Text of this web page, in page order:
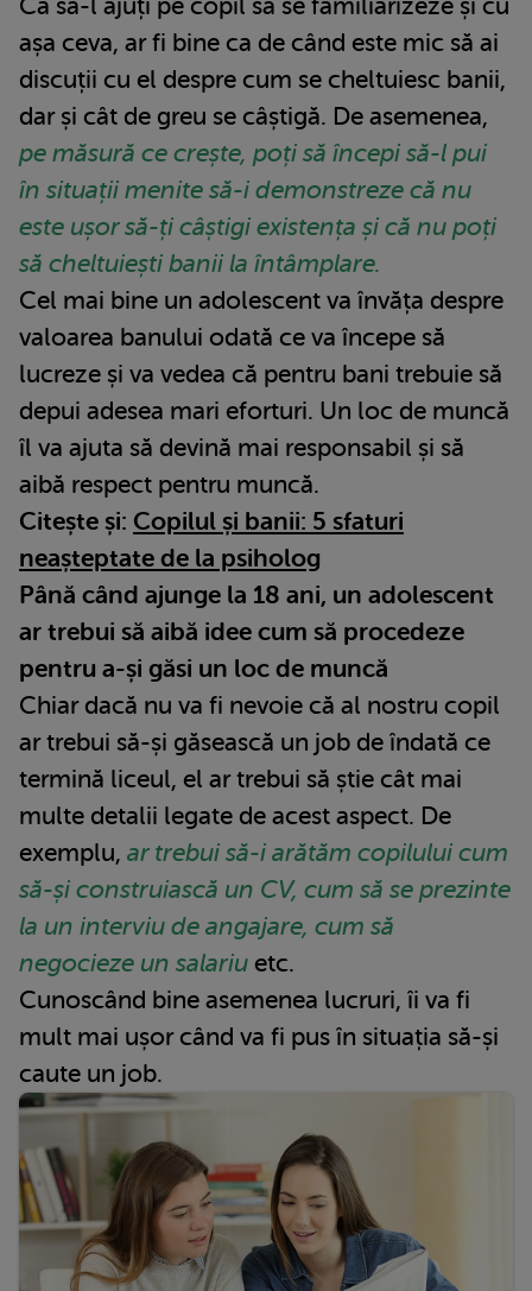
Ca să-l ajuți pe copil să se familiarizeze și cu
așa ceva, ar fi bine ca de când este mic să ai
discuții cu el despre cum se cheltuiesc banii,
dar și cât de greu se câștigă. De asemenea,
pe măsură ce crește, poți să începi să-l pui
în situații menite să-i demonstreze că nu
este ușor să-ți câștigi existența și că nu poți
să cheltuiești banii la întâmplare.
Cel mai bine un adolescent va învăța despre
valoarea banului odată ce va începe să
lucreze și va vedea că pentru bani trebuie să
depui adesea mari eforturi. Un loc de muncă
îl va ajuta să devină mai responsabil și să
aibă respect pentru muncă.
Citește și: Copilul și banii: 5 sfaturi
neașteptate de la psiholog
Până când ajunge la 18 ani, un adolescent
ar trebui să aibă idee cum să procedeze
pentru a-și găsi un loc de muncă
Chiar dacă nu va fi nevoie că al nostru copil
ar trebui să-și găsească un job de îndată ce
termină liceul, el ar trebui să știe cât mai
multe detalii legate de acest aspect. De
exemplu, ar trebui să-i arătăm copilului cum
să-și construiască un CV, cum să se prezinte
la un interviu de angajare, cum să
negocieze un salariu etc.
Cunoscând bine asemenea lucruri, îi va fi
mult mai ușor când va fi pus în situația să-și
caute un job.